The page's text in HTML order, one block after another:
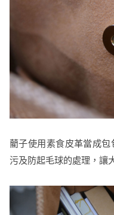
藺子使用素食皮革當成
污及防起毛球的處理，讓